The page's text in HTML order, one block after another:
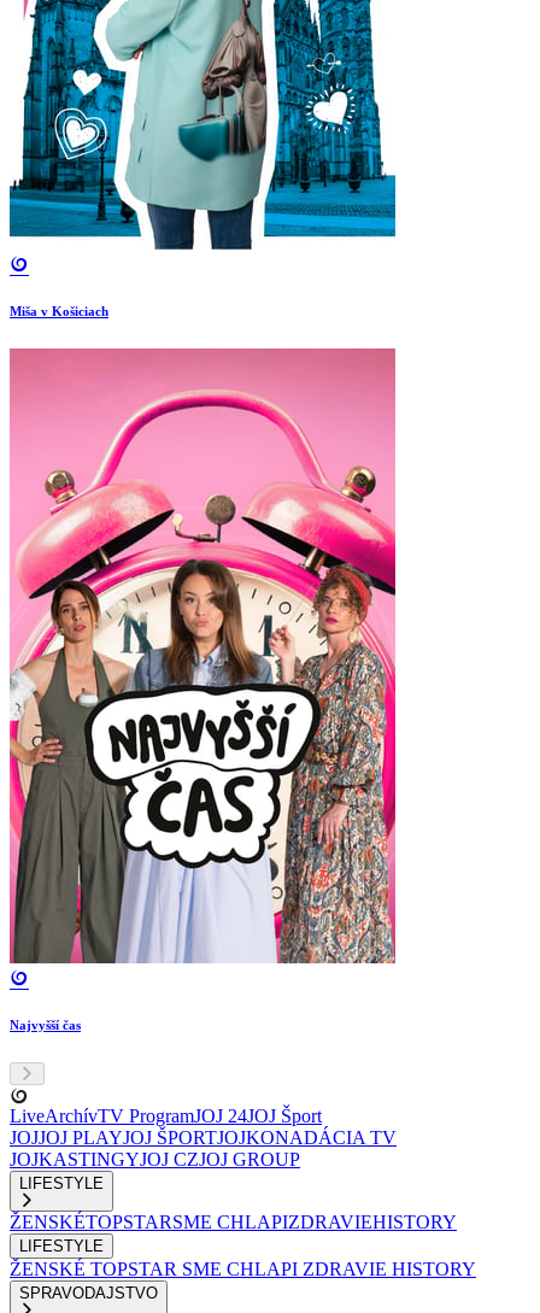
Miša v Košiciach
Najvyšší čas
LiveArchívTV ProgramJOJ 24JOJ Šport
JOJJOJ PLAYJOJ ŠPORTJOJKONADÁCIA TV
JOJKASTINGYJOJ CZJOJ GROUP
LIFESTYLE
ŽENSKÉTOPSTARSME CHLAPIZDRAVIEHISTORY
LIFESTYLE
ŽENSKÉ TOPSTAR SME CHLAPI ZDRAVIE HISTORY
SPRAVODAJSTVO